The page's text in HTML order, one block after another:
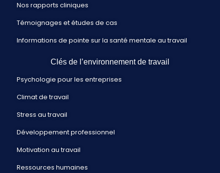
Nos rapports cliniques
Témoignages et études de cas
Informations de pointe sur la santé mentale au travail
Clés de l’environnement de travail
Psychologie pour les entreprises
Climat de travail
Stress au travail
Développement professionnel
Motivation au travail
Ressources humaines